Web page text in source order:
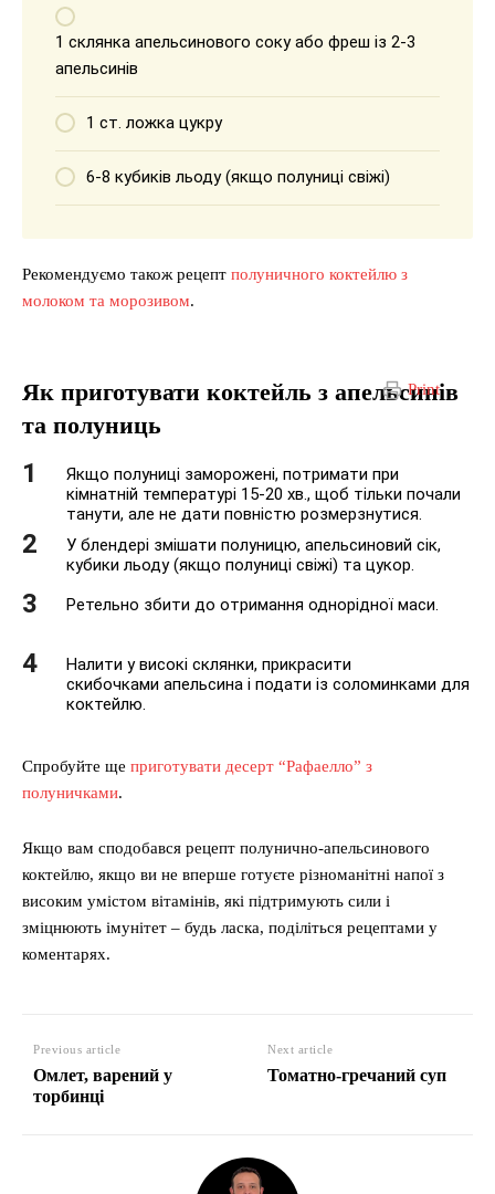
1 склянка апельсинового соку або фреш із 2-3
апельсинів
1 ст. ложка цукру
6-8 кубиків льоду (якщо полуниці свіжі)
Рекомендуємо також рецепт полуничного коктейлю з
молоком та морозивом.
Print
Як приготувати коктейль з апельсинів
та полуниць
Якщо полуниці заморожені, потримати при
кімнатній температурі 15-20 хв., щоб тільки почали
танути, але не дати повністю розмерзнутися.
У блендері змішати полуницю, апельсиновий сік,
кубики льоду (якщо полуниці свіжі) та цукор.
Ретельно збити до отримання однорідної маси.
Налити у високі склянки, прикрасити
скибочками апельсина і подати із соломинками для
коктейлю.
Спробуйте ще приготувати десерт “Рафаелло” з
полуничками.
Якщо вам сподобався рецепт полунично-апельсинового
коктейлю, якщо ви не вперше готуєте різноманітні напої з
високим умістом вітамінів, які підтримують сили і
зміцнюють імунітет – будь ласка, поділіться рецептами у
коментарях.
Previous article
Омлет, варений у
торбинці
Next article
Томатно-гречаний суп